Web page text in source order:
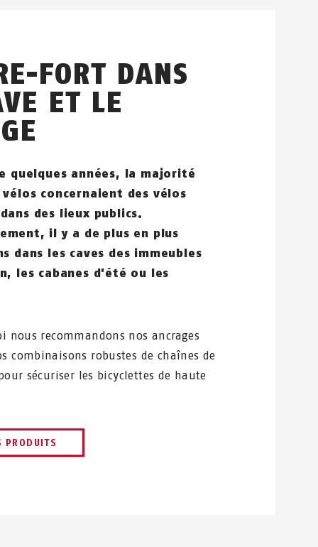
FORT DANS
ET LE
quelques années, la majorité
vélos concernaient des vélos
des lieux publics.
il y a de plus en plus
dans les caves des immeubles
les cabanes d'été ou les
nous recommandons nos ancrages
combinaisons robustes de chaînes de
sécuriser les bicyclettes de haute
PRODUITS